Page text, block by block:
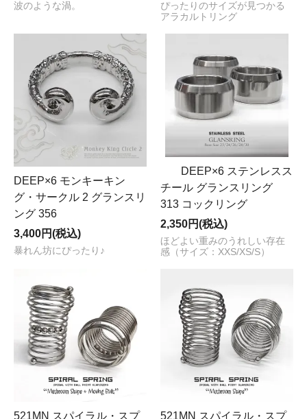
波のような渦。
ぴったりのサイズが見つかる
アラカルトリング
DEEP×6 モンキーキン
グ・サークル 2 グランスリ
ング 356
3,400円(税込)
暴れん坊にぴったり♪
DEEP×6 ステンレスス
チール グランスリング
313 コックリング
2,350円(税込)
ほどよい重みのうれしい存在
感（サイズ：XXS/XS/S）
521MN スパイラル・スプ 521MN スパイラル・スプ